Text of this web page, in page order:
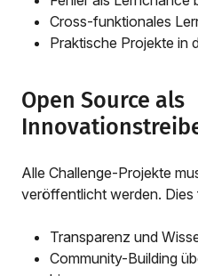
Cross-funktionales
Praktische Projekte in
Open Source als
Alle Challenge-Projekte
veröffentlicht werden. Dies
Transparenz und
Community-Building